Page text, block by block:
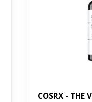
COSRX - THE